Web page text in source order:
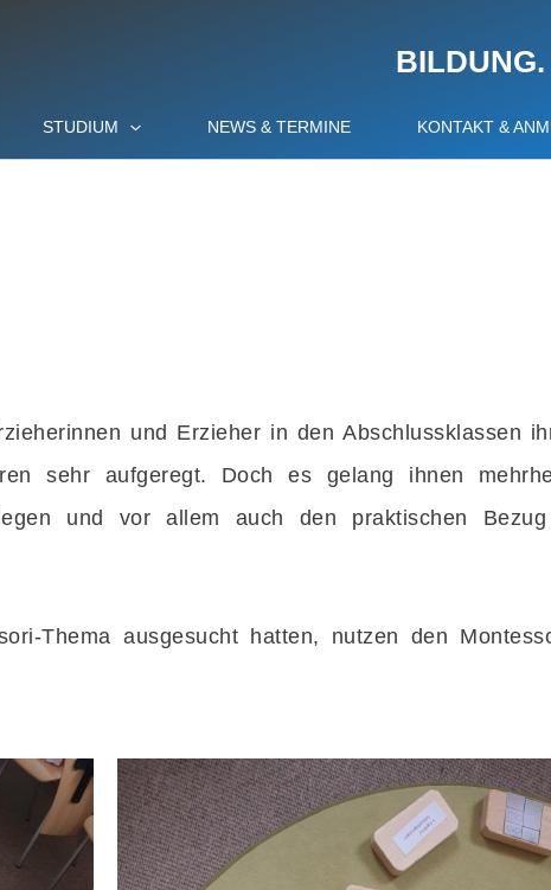
STUDIUM NEWS & TERMINE KONTAKT &
und Erzieher in den Abschlussklassen
sehr aufgeregt. Doch es gelang ihnen
und vor allem auch den praktischen
Thema ausgesucht hatten, nutzen den